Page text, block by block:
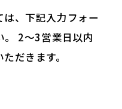
、下記入力フォー
2～3営業日以内
だきます。